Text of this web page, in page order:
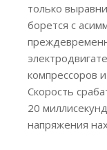
только
борется с
компрессоров
Скорость
20
напряжения